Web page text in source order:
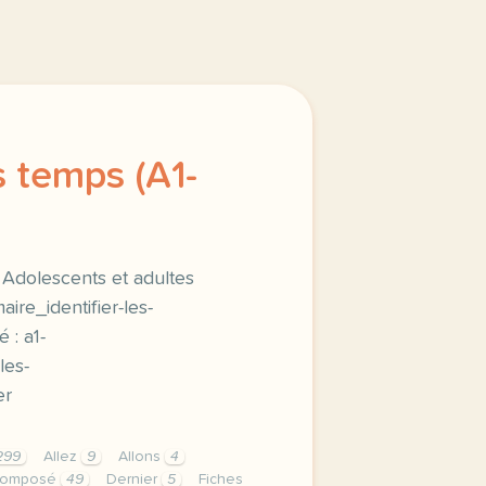
(A1-
et adultes
les-
: a1-
Allez 9 Allons
4
49 Dernier 5 Fiches